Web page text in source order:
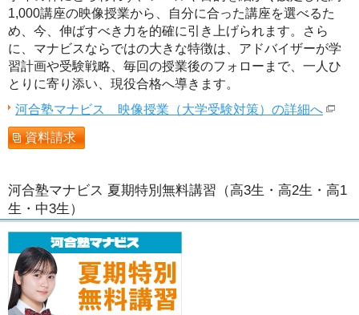
1,000講座の映像授業から、自分に合った講座を選べるた
め、今、伸ばすべき力を的確に引き上げられます。さら
に、マナビスならではの大きな特徴は、アドバイザーが学
習計画や受験戦略、毎回の授業後のフォローまで、一人ひ
とりに寄り添い、現役合格へ導きます。
河合塾マナビス 映像授業（大学受験対策）の詳細へ
資料請求
河合塾マナビス 夏期特別無料講習（高3生・高2生・高1
生・中3生）